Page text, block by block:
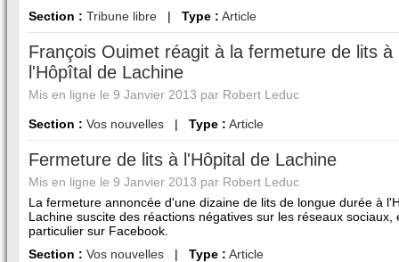
Section : Tribune libre | Type : Article
François Ouimet réagit à la fermeture de lits à
l'Hôpîtal de Lachine
Mis en ligne le 9 Janvier 2013 par Robert Leduc
Section : Vos nouvelles | Type : Article
Fermeture de lits à l'Hôpital de Lachine
Mis en ligne le 9 Janvier 2013 par Robert Leduc
La fermeture annoncée d'une dizaine de lits de longue durée à
Lachine suscite des réactions négatives sur les réseaux sociaux,
particulier sur Facebook.
Section : Vos nouvelles | Type : Article